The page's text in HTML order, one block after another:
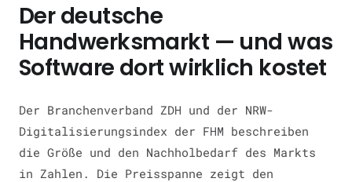
Der deutsche
Handwerksmarkt — und was
Software dort wirklich kostet
Der Branchenverband ZDH und der NRW-
Digitalisierungsindex der FHM beschreiben
die Größe und den Nachholbedarf des Markts
in Zahlen. Die Preisspanne zeigt den